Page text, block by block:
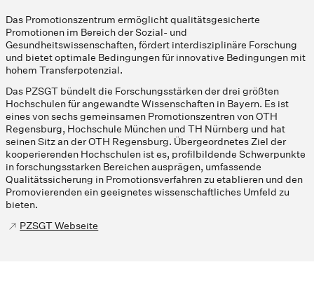
Das Promotionszentrum ermöglicht qualitätsgesicherte
Promotionen im Bereich der Sozial- und
Gesundheitswissenschaften, fördert interdisziplinäre Forschung
und bietet optimale Bedingungen für innovative Bedingungen mit
hohem Transferpotenzial.
Das PZSGT bündelt die Forschungsstärken der drei größten
Hochschulen für angewandte Wissenschaften in Bayern. Es ist
eines von sechs gemeinsamen Promotionszentren von OTH
Regensburg, Hochschule München und TH Nürnberg und hat
seinen Sitz an der OTH Regensburg. Übergeordnetes Ziel der
kooperierenden Hochschulen ist es, profilbildende Schwerpunkte
in forschungsstarken Bereichen ausprägen, umfassende
Qualitätssicherung in Promotionsverfahren zu etablieren und den
Promovierenden ein geeignetes wissenschaftliches Umfeld zu
bieten.
PZSGT Webseite